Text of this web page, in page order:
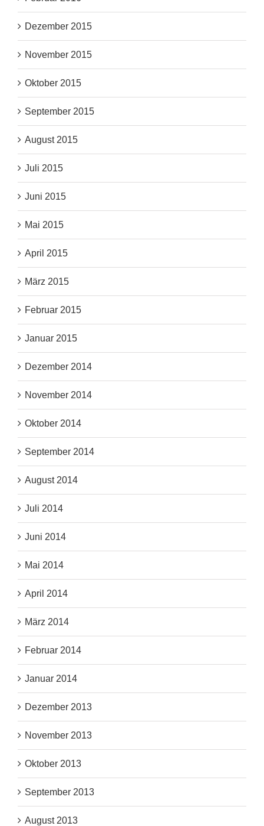
Dezember 2015
November 2015
Oktober 2015
September 2015
August 2015
Juli 2015
Juni 2015
Mai 2015
April 2015
März 2015
Februar 2015
Januar 2015
Dezember 2014
November 2014
Oktober 2014
September 2014
August 2014
Juli 2014
Juni 2014
Mai 2014
April 2014
März 2014
Februar 2014
Januar 2014
Dezember 2013
November 2013
Oktober 2013
September 2013
August 2013